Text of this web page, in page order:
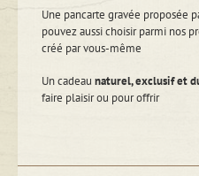
Une pancarte gravée proposée
pouvez aussi choisir parmi nos
créé par vous-même
Un cadeaunaturel, exclusif et
faire plaisir ou pour offrir